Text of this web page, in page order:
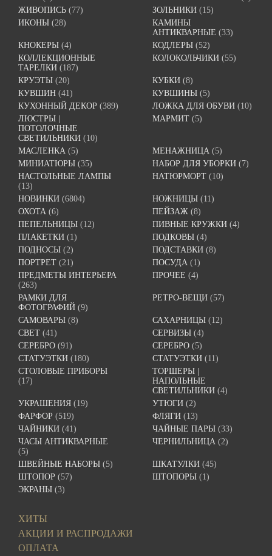
ЖИВОПИСЬ (77) ЗОЛЬНИКИ (15)
ИКОНЫ (28)
КАМИНЫ
АНТИКВАРНЫЕ (33)
КНОКЕРЫ (4) КОДЛЕРЫ (52)
КОЛЛЕКЦИОННЫЕ
ТАРЕЛКИ (187)
КОЛОКОЛЬЧИКИ (55)
КРУЭТЫ (20) КУБКИ (8)
КУВШИН (41) КУВШИНЫ (5)
КУХОННЫЙ ДЕКОР (389) ЛОЖКА ДЛЯ ОБУВИ (10)
ЛЮСТРЫ |
ПОТОЛОЧНЫЕ
СВЕТИЛЬНИКИ (10)
МАРМИТ (5)
МАСЛЕНКА (5) МЕНАЖНИЦА (5)
МИНИАТЮРЫ (35) НАБОР ДЛЯ УБОРКИ (7)
НАСТОЛЬНЫЕ ЛАМПЫ
(13)
НАТЮРМОРТ (10)
НОВИНКИ (6804) НОЖНИЦЫ (11)
ОХОТА (6) ПЕЙЗАЖ (8)
ПЕПЕЛЬНИЦЫ (12) ПИВНЫЕ КРУЖКИ (4)
ПЛАКЕТКИ (1) ПОДКОВЫ (4)
ПОДНОСЫ (2) ПОДСТАВКИ (8)
ПОРТРЕТ (21) ПОСУДА (1)
ПРЕДМЕТЫ ИНТЕРЬЕРА
(263)
ПРОЧЕЕ (4)
РАМКИ ДЛЯ
ФОТОГРАФИЙ (9)
РЕТРО-ВЕЩИ (57)
САМОВАРЫ (8) САХАРНИЦЫ (12)
СВЕТ (41) СЕРВИЗЫ (4)
СЕРЕБРО (91) СЕРЕБРО (5)
СТАТУЭТКИ (180) СТАТУЭТКИ (11)
СТОЛОВЫЕ ПРИБОРЫ
(17)
ТОРШЕРЫ |
НАПОЛЬНЫЕ
СВЕТИЛЬНИКИ (4)
УКРАШЕНИЯ (19) УТЮГИ (2)
ФАРФОР (519) ФЛЯГИ (13)
ЧАЙНИКИ (41) ЧАЙНЫЕ ПАРЫ (33)
ЧАСЫ АНТИКВАРНЫЕ
(5)
ЧЕРНИЛЬНИЦА (2)
ШВЕЙНЫЕ НАБОРЫ (5) ШКАТУЛКИ (45)
ШТОПОР (57) ШТОПОРЫ (1)
ЭКРАНЫ (3)
ХИТЫ
АКЦИИ И РАСПРОДАЖИ
ОПЛАТА